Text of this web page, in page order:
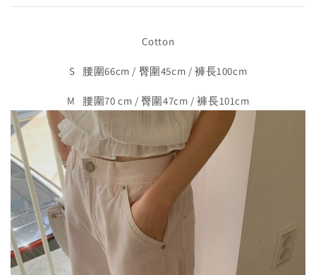
Cotton
S 腰圍66cm / 臀圍45cm / 褲長100cm
M 腰圍70 cm / 臀圍47cm / 褲長101cm